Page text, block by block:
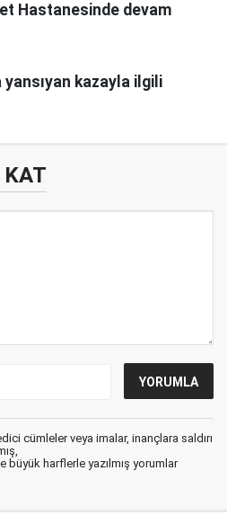
Hastanesinde devam
kazayla ilgili
KAT
cümleler veya imalar, inançlara saldırı
büyük harflerle yazılmış yorumlar